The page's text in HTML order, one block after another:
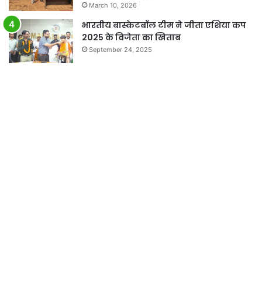
March 10, 2026
भारतीय बास्केटबॉल टीम ने जीता एशिया कप
2025 के विजेता का खिताब
September 24, 2025